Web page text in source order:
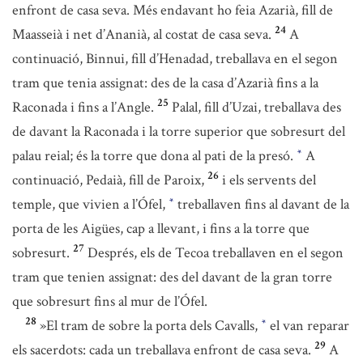
enfront de casa seva. Més endavant ho feia Azarià, fill de
Maasseià i net d’Ananià, al costat de casa seva. 24 A
continuació, Binnui, fill d’Henadad, treballava en el segon
tram que tenia assignat: des de la casa d’Azarià fins a la
Raconada i fins a l’Angle. 25 Palal, fill d’Uzai, treballava des
de davant la Raconada i la torre superior que sobresurt del
palau reial; és la torre que dona al pati de la presó. * A
continuació, Pedaià, fill de Paroix, 26 i els servents del
temple, que vivien a l’Ófel, * treballaven fins al davant de la
porta de les Aigües, cap a llevant, i fins a la torre que
sobresurt. 27 Després, els de Tecoa treballaven en el segon
tram que tenien assignat: des del davant de la gran torre
que sobresurt fins al mur de l’Ófel.
28 »El tram de sobre la porta dels Cavalls, * el van reparar
els sacerdots: cada un treballava enfront de casa seva. 29 A